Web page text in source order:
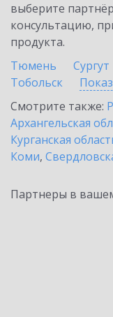
выберите
консультацию,
продукта.
Тюмень
Сургут
Тобольск
Смотрите также:
Архангельская
Курганская
Коми,
Партнеры в